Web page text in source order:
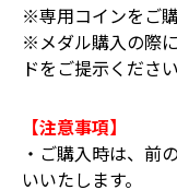
※専用コインをご
※メダル購入の際
ドをご提示ください
【注意事項】
・ご購入時は、前
いいたします。